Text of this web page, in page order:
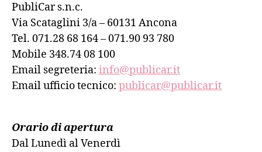
PubliCar s.n.c.
Via Scataglini 3/a – 60131 Ancona
Tel. 071.28 68 164 – 071.90 93 780
Mobile 348.74 08 100
Email segreteria: info@publicar.it
Email ufficio tecnico: publicar@publicar.it
Orario di apertura
Dal Lunedì al Venerdì